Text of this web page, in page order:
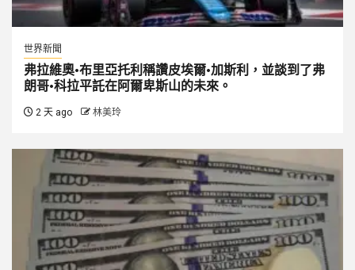
世界新聞
弗拉維奧·布里亞托利稱讚皮埃爾·加斯利，並談到了弗
朗哥·科拉平託在阿爾卑斯山的未來。
2 天 ago 林美玲